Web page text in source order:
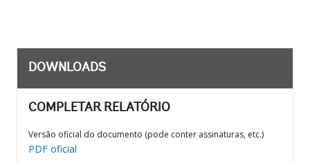
DOWNLOADS
COMPLETAR RELATÓRIO
Versão oficial do documento (pode conter assinaturas, etc.)
PDF oficial